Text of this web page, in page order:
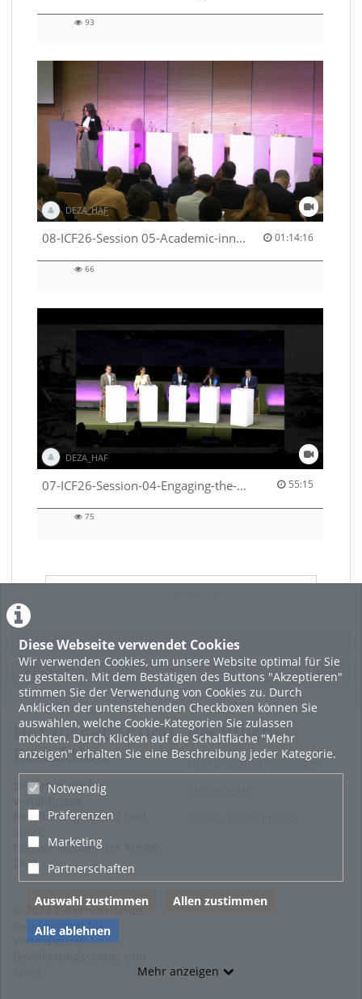
Diese Webseite verwendet Cookies
Wir verwenden Cookies, um unsere Website optimal für Sie
zu gestalten. Mit dem Bestätigen des Buttons "Akzeptieren"
stimmen Sie der Verwendung von Cookies zu. Durch
Anklicken der untenstehenden Checkboxen können Sie
auswählen, welche Cookie-Kategorien Sie zulassen
möchten. Durch Klicken auf die Schaltfläche "Mehr
anzeigen" erhalten Sie eine Beschreibung jeder Kategorie.
Notwendig
Präferenzen
Marketing
Partnerschaften
Auswahl zustimmen
Allen zustimmen
Alle ablehnen
Mehr anzeigen
93
DEZA_HAF
08-ICF26-Session 05-Academic-innovation-meets-international-cooperation-53529531670001791 01:14:16
01:14:16 duration
66
DEZA_HAF
07-ICF26-Session-04-Engaging-the-private-sector-in-humanitarian-contexts-53529531650001791 55:15
55:15 duration
75
Featured
Beliebtheit
Herausgeber und
Redaktion
Departement für
Bevölkerungsschutz und
Digitale Medien der Armee
DMA
© 2026 Eidgenössisches
Departement für
Verteidigung,
Rechtliches
Nutzungsbestimmungen